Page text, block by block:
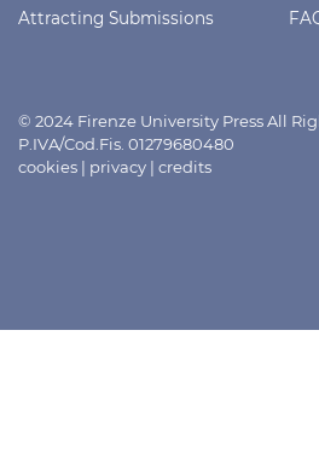
Attracting Submissions
© 2024 Firenze University Press All
P.IVA/Cod.Fis. 01279680480
cookies | privacy | credits